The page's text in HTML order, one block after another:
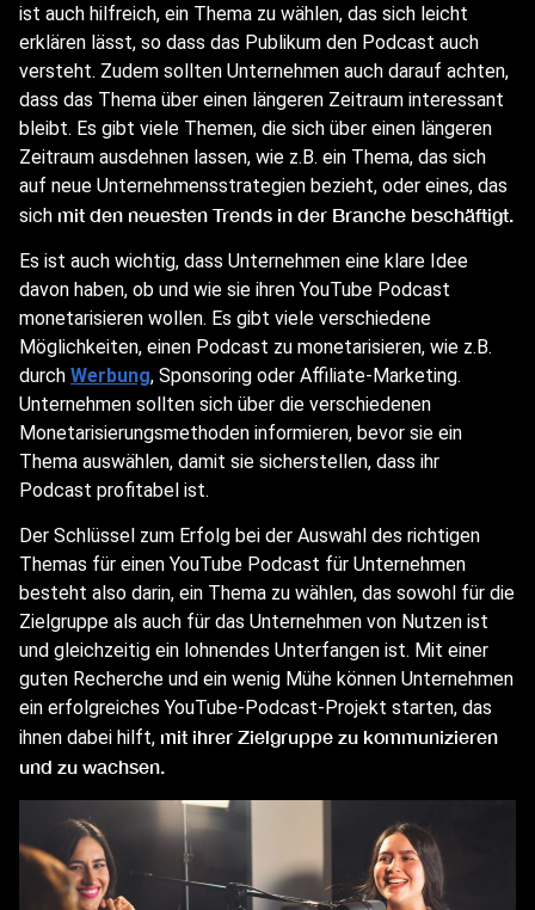
ist auch hilfreich, ein Thema zu wählen, das sich leicht
erklären lässt, so dass das Publikum den Podcast auch
versteht. Zudem sollten Unternehmen auch darauf achten,
dass das Thema über einen längeren Zeitraum interessant
bleibt. Es gibt viele Themen, die sich über einen längeren
Zeitraum ausdehnen lassen, wie z.B. ein Thema, das sich
auf neue Unternehmensstrategien bezieht, oder eines, das
sich mit den neuesten Trends in der Branche beschäftigt.
Es ist auch wichtig, dass Unternehmen eine klare Idee
davon haben, ob und wie sie ihren YouTube Podcast
monetarisieren wollen. Es gibt viele verschiedene
Möglichkeiten, einen Podcast zu monetarisieren, wie z.B.
durch Werbung, Sponsoring oder Affiliate-Marketing.
Unternehmen sollten sich über die verschiedenen
Monetarisierungsmethoden informieren, bevor sie ein
Thema auswählen, damit sie sicherstellen, dass ihr
Podcast profitabel ist.
Der Schlüssel zum Erfolg bei der Auswahl des richtigen
Themas für einen YouTube Podcast für Unternehmen
besteht also darin, ein Thema zu wählen, das sowohl für die
Zielgruppe als auch für das Unternehmen von Nutzen ist
und gleichzeitig ein lohnendes Unterfangen ist. Mit einer
guten Recherche und ein wenig Mühe können Unternehmen
ein erfolgreiches YouTube-Podcast-Projekt starten, das
ihnen dabei hilft, mit ihrer Zielgruppe zu kommunizieren
und zu wachsen.